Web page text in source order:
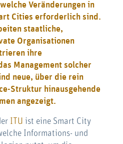
Veränderungen in
Cities erforderlich sind.
staatliche,
Organisationen
ihre
Management solcher
neue, über die rein
Struktur hinausgehende
angezeigt.
ITU ist eine Smart City
Informations- und